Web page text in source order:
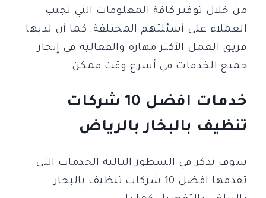
من خلال توفير كافة المعلومات التي تجيب
العملاء على أسئلتهم المختلفة. كما أن لديها
فريق العمل الأكثر مهارة والفعالية في إنجاز
جميع الخدمات في أسرع وقت ممكن.
خدمات افضل 10 شركات
تنظيف بالبخار بالرياض
سوف نذكر في السطور التالية الخدمات التى
تقدمها افضل 10 شركات تنظيف بالبخار